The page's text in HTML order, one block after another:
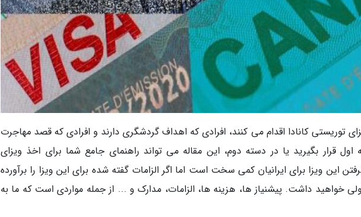
توریستی کانادا اقدام می کنند، افرادی که اهداف گردشگری دارند و افرادی که قصد مهاجرت
اول قرار بگیرید یا در دسته دوم، این مقاله می تواند راهنمای جامع شما برای اخذ ویزای
این ویزا برای ایرانیان کمی سخت است اما اگر الزامات گفته شده برای این ویزا را برآورده
خواهید داشت. پیشنیاز ها، هزینه ها، الزامات، مدارک و ... از جمله مواردی است که ما به